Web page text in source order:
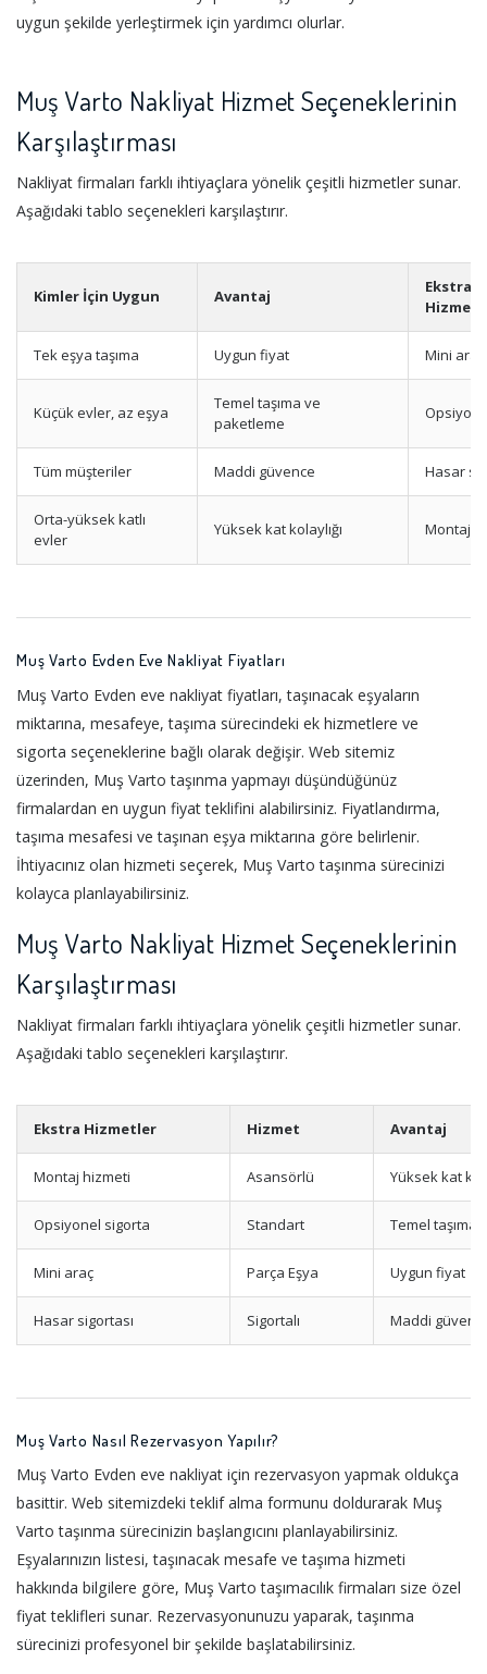
uygun şekilde yerleştirmek için yardımcı olurlar.
Muş Varto Nakliyat Hizmet Seçeneklerinin
Karşılaştırması
Nakliyat firmaları farklı ihtiyaçlara yönelik çeşitli hizmetler sunar.
Aşağıdaki tablo seçenekleri karşılaştırır.
Kimler İçin Uygun Avantaj
Ekstra
Tek eşya taşıma Uygun fiyat Mini araç
Küçük evler, az eşya
Temel taşıma ve
paketleme
Tüm müşteriler Maddi güvence Hasar
Orta-yüksek katlı
evler
Yüksek kat kolaylığı Montaj
Muş Varto Evden Eve Nakliyat Fiyatları
Muş Varto Evden eve nakliyat fiyatları, taşınacak eşyaların
miktarına, mesafeye, taşıma sürecindeki ek hizmetlere ve
sigorta seçeneklerine bağlı olarak değişir. Web sitemiz
üzerinden, Muş Varto taşınma yapmayı düşündüğünüz
firmalardan en uygun fiyat teklifini alabilirsiniz. Fiyatlandırma,
taşıma mesafesi ve taşınan eşya miktarına göre belirlenir.
İhtiyacınız olan hizmeti seçerek, Muş Varto taşınma sürecinizi
kolayca planlayabilirsiniz.
Muş Varto Nakliyat Hizmet Seçeneklerinin
Karşılaştırması
Nakliyat firmaları farklı ihtiyaçlara yönelik çeşitli hizmetler sunar.
Aşağıdaki tablo seçenekleri karşılaştırır.
Ekstra Hizmetler Hizmet Avantaj
Montaj hizmeti Asansörlü Yüksek kat
Opsiyonel sigorta Standart Temel taşıma
Mini araç Parça Eşya Uygun fiyat
Hasar sigortası Sigortalı Maddi
Muş Varto Nasıl Rezervasyon Yapılır?
Muş Varto Evden eve nakliyat için rezervasyon yapmak oldukça
basittir. Web sitemizdeki teklif alma formunu doldurarak Muş
Varto taşınma sürecinizin başlangıcını planlayabilirsiniz.
Eşyalarınızın listesi, taşınacak mesafe ve taşıma hizmeti
hakkında bilgilere göre, Muş Varto taşımacılık firmaları size özel
fiyat teklifleri sunar. Rezervasyonunuzu yaparak, taşınma
sürecinizi profesyonel bir şekilde başlatabilirsiniz.